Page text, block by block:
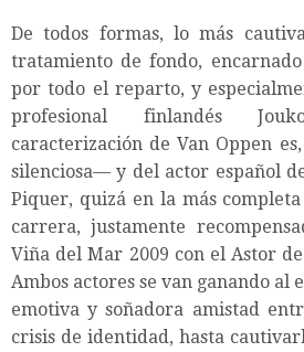
De todos formas, lo más
tratamiento de fondo,
por todo el reparto, y
profesional finlandés
caracterización de Van Oppen
silenciosa— y del actor español
Piquer, quizá en la más
carrera, justamente
Viña del Mar 2009 con el Astor
Ambos actores se van ganando al
emotiva y soñadora amistad
crisis de identidad, hasta